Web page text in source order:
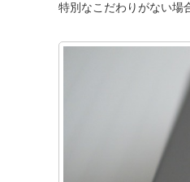
特別なこだわりがない場